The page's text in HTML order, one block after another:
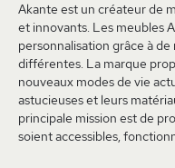
Akante est un créateur de
et innovants. Les meubles
personnalisation grâce à
différentes. La marque
nouveaux modes de vie
astucieuses et leurs
principale mission est de
soient accessibles,